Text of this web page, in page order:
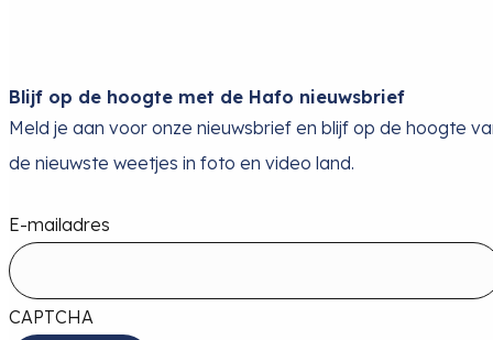
Blijf op de hoogte met de Hafo nieuwsbrief
Meld je aan voor onze nieuwsbrief en blijf op de hoogte
de nieuwste weetjes in foto en video land.
E-mailadres
CAPTCHA